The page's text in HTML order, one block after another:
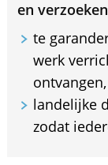
en verzoeken
te
werk
landelijke
zodat